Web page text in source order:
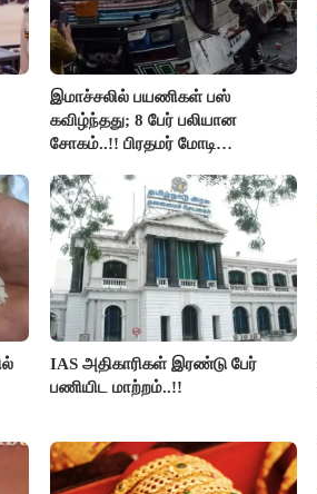
இமாச்சலில் பயணிகள் பஸ்
கவிழ்ந்தது; 8 பேர் பலியான
சோகம்..!! பிரதமர் மோடி
IAS அதிகாரிகள் இரண்டு பேர்
பணியிட மாற்றம்..!!